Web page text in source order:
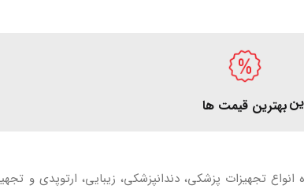
بهترین قیمت ها
تجهیزات پزشکی، دندانپزشکی، زیبایی، ارتوپدی و